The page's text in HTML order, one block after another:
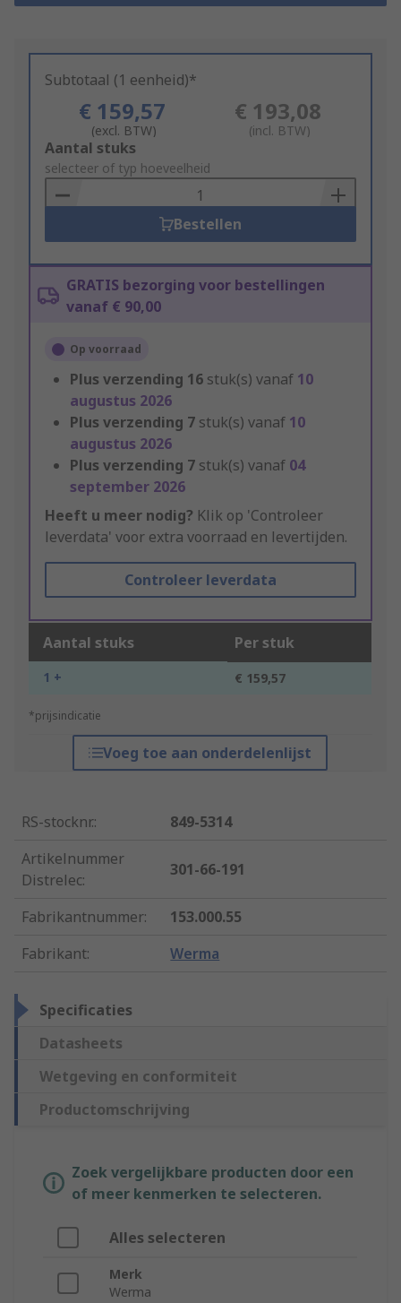
Subtotaal (1 eenheid)*
€ 159,57
(excl. BTW)
€ 193,08
(incl. BTW)
Add
to
Basket
Aantal stuks
selecteer of typ hoeveelheid
Bestellen
GRATIS bezorging voor bestellingen
vanaf € 90,00
Op voorraad
Plus verzending 16 stuk(s) vanaf 10
augustus 2026
Plus verzending 7 stuk(s) vanaf 10
augustus 2026
Plus verzending 7 stuk(s) vanaf 04
september 2026
Heeft u meer nodig? Klik op 'Controleer
leverdata' voor extra voorraad en levertijden.
Controleer leverdata
Aantal stuks Per stuk
1 + € 159,57
*prijsindicatie
Voeg toe aan onderdelenlijst
RS-stocknr.:
849-5314
Artikelnummer
Distrelec:
301-66-191
Fabrikantnummer:
153.000.55
Fabrikant: Werma
Specificaties
Datasheets
Wetgeving en conformiteit
Productomschrijving
Zoek vergelijkbare producten door een
of meer kenmerken te selecteren.
Alles selecteren
Merk
Werma